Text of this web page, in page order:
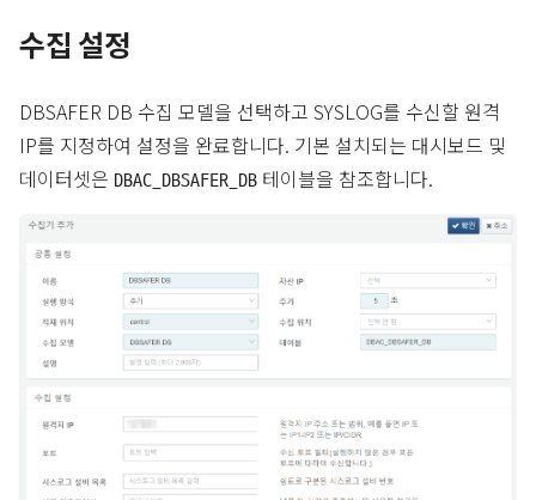
수집 설정
DBSAFER DB 수집 모델을 선택하고 SYSLOG를 수신할 원격
IP를 지정하여 설정을 완료합니다. 기본 설치되는 대시보드 및
데이터셋은 DBAC_DBSAFER_DB 테이블을 참조합니다.